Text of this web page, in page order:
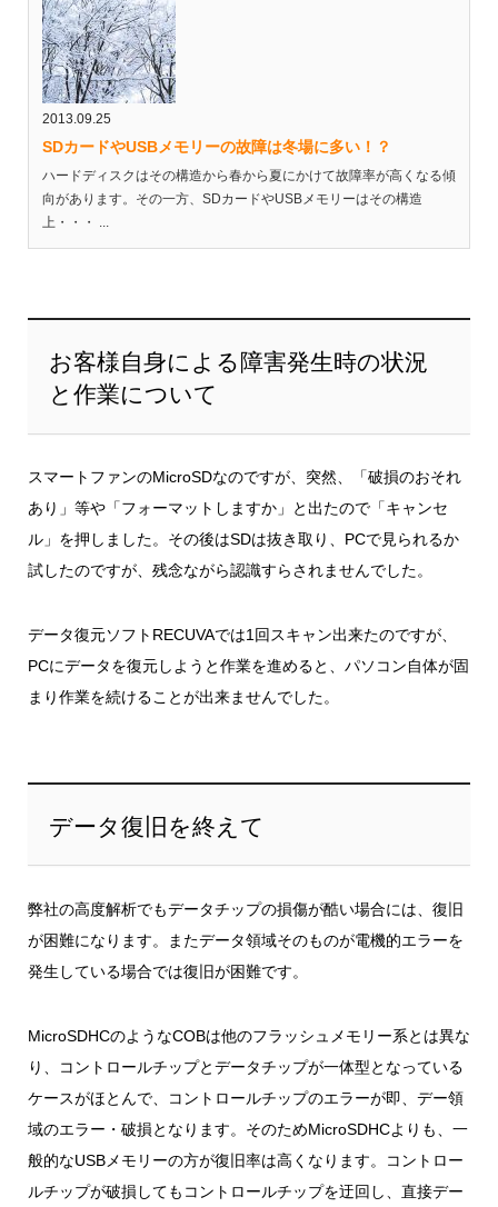
2013.09.25
SDカードやUSBメモリーの故障は冬場に多い！？
ハードディスクはその構造から春から夏にかけて故障率が高くなる傾
向があります。その一方、SDカードやUSBメモリーはその構造
上・・・ ...
お客様自身による障害発生時の状況
と作業について
スマートファンのMicroSDなのですが、突然、「破損のおそれ
あり」等や「フォーマットしますか」と出たので「キャンセ
ル」を押しました。その後はSDは抜き取り、PCで見られるか
試したのですが、残念ながら認識すらされませんでした。
データ復元ソフトRECUVAでは1回スキャン出来たのですが、
PCにデータを復元しようと作業を進めると、パソコン自体が固
まり作業を続けることが出来ませんでした。
データ復旧を終えて
弊社の高度解析でもデータチップの損傷が酷い場合には、復旧
が困難になります。またデータ領域そのものが電機的エラーを
発生している場合では復旧が困難です。
MicroSDHCのようなCOBは他のフラッシュメモリー系とは異な
り、コントロールチップとデータチップが一体型となっている
ケースがほとんで、コントロールチップのエラーが即、デー領
域のエラー・破損となります。そのためMicroSDHCよりも、一
般的なUSBメモリーの方が復旧率は高くなります。コントロー
ルチップが破損してもコントロールチップを迂回し、直接デー